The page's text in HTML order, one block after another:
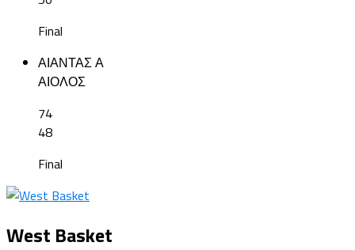
Final
ΑΙΑΝΤΑΣ Α
ΑΙΟΛΟΣ
74
48
Final
West Basket